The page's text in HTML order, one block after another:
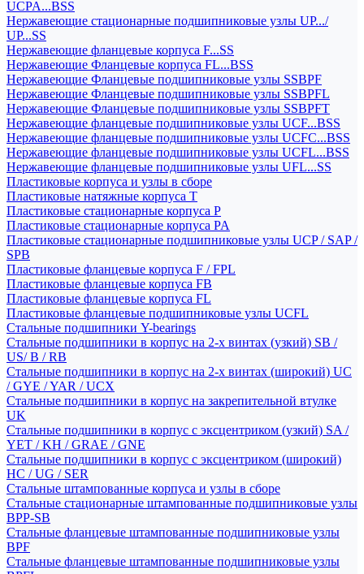
UCPA...BSS
Нержавеющие стационарные подшипниковые узлы UP.../
UP...SS
Нержавеющие фланцевые корпуса F...SS
Нержавеющие Фланцевые корпуса FL...BSS
Нержавеющие Фланцевые подшипниковые узлы SSBPF
Нержавеющие Фланцевые подшипниковые узлы SSBPFL
Нержавеющие Фланцевые подшипниковые узлы SSBPFT
Нержавеющие фланцевые подшипниковые узлы UCF...BSS
Нержавеющие фланцевые подшипниковые узлы UCFC...BSS
Нержавеющие фланцевые подшипниковые узлы UCFL...BSS
Нержавеющие фланцевые подшипниковые узлы UFL...SS
Пластиковые корпуса и узлы в сборе
Пластиковые натяжные корпуса T
Пластиковые стационарные корпуса P
Пластиковые стационарные корпуса PA
Пластиковые стационарные подшипниковые узлы UCP / SAP /
SPB
Пластиковые фланцевые корпуса F / FPL
Пластиковые фланцевые корпуса FB
Пластиковые фланцевые корпуса FL
Пластиковые фланцевые подшипниковые узлы UCFL
Стальные подшипники Y-bearings
Стальные подшипники в корпус на 2-х винтах (узкий) SB /
US/ B / RB
Стальные подшипники в корпус на 2-х винтах (широкий) UC
/ GYE / YAR / UCX
Стальные подшипники в корпус на закрепительной втулке
UK
Стальные подшипники в корпус с эксцентриком (узкий) SA /
YET / KH / GRAE / GNE
Стальные подшипники в корпус с эксцентриком (широкий)
HC / UG / SER
Стальные штампованные корпуса и узлы в сборе
Стальные стационарные штампованные подшипниковые узлы
BPP-SB
Стальные фланцевые штампованные подшипниковые узлы
BPF
Стальные фланцевые штампованные подшипниковые узлы